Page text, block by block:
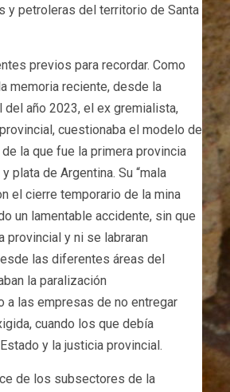
y petroleras del territorio de Santa
previos para recordar. Como
memoria reciente, desde la
del año 2023, el ex gremialista,
cuestionaba el modelo de
la que fue la primera provincia
plata de Argentina. Su “mala
el cierre temporario de la mina
un lamentable accidente, sin que
provincial y ni se labraran
las diferentes áreas del
la paralización
a las empresas de no entregar
cuando los que debía
y la justicia provincial.
de los subsectores de la